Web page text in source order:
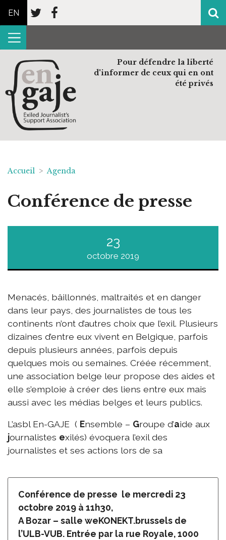
EN
Pour défendre la liberté
d'informer de ceux qui en ont
été privés
Accueil >Agenda
Conférence de presse
23
octobre 2019
Menacés, bâillonnés, maltraités et en danger
dans leur pays, des journalistes de tous les
continents n’ont d’autres choix que l’exil. Plusieurs
dizaines d’entre eux vivent en Belgique, parfois
depuis plusieurs années, parfois depuis
quelques mois ou semaines. Créée récemment,
une association belge leur propose des aides et
elle s’emploie à créer des liens entre eux mais
aussi avec les médias belges et leurs publics.
L’asbl En-GAJE ( Ensemble – Groupe d’aide aux
journalistes exilés) évoquera l’exil des
journalistes et ses actions lors de sa
Conférence de presse le mercredi 23
octobre 2019 à 11h30,
A Bozar – salle weKONEKT.brussels de
l’ULB-VUB. Entrée par la rue Royale, 1000